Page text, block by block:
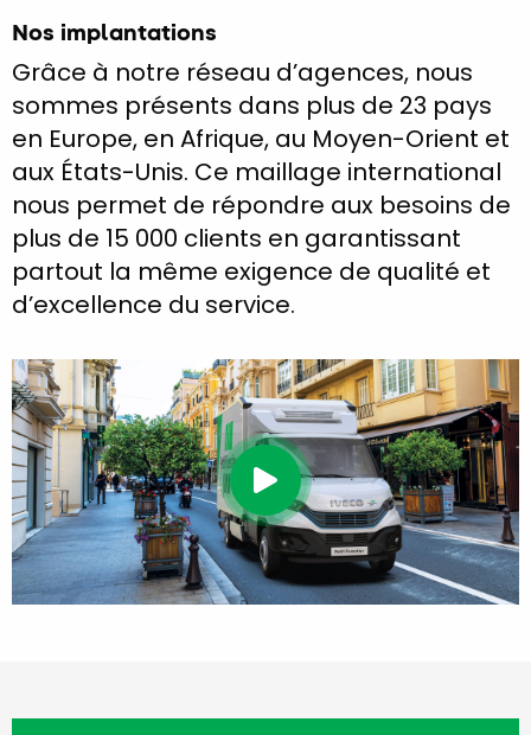
Nos implantations
Grâce à notre réseau d’agences, nous
sommes présents dans plus de 23 pays
en Europe, en Afrique, au Moyen-Orient et
aux États-Unis. Ce maillage international
nous permet de répondre aux besoins de
plus de 15 000 clients en garantissant
partout la même exigence de qualité et
d’excellence du service.